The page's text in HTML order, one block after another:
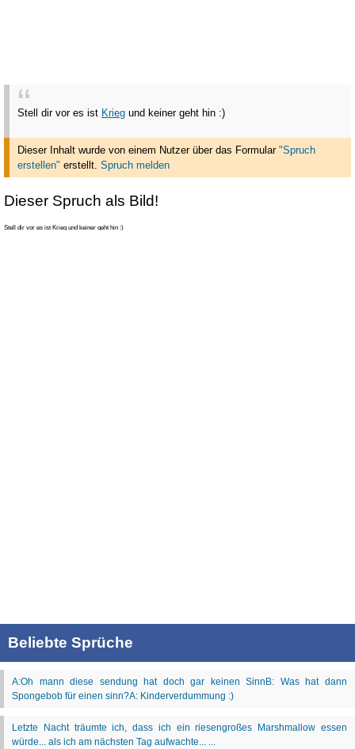
Stell dir vor es ist Krieg und keiner geht hin :)
Dieser Inhalt wurde von einem Nutzer über das Formular "Spruch
erstellen" erstellt. Spruch melden
Dieser Spruch als Bild!
Stell dir vor es ist Krieg und keiner geht hin :)
Beliebte Sprüche